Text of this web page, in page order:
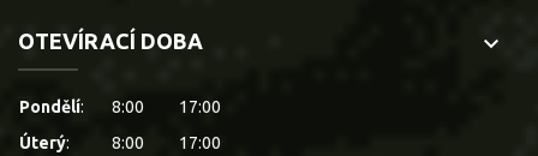
OTEVÍRACÍ DOBA keyboard_arrow_down
Pondělí: 8:00
17:00
Úterý: 8:00
17:00